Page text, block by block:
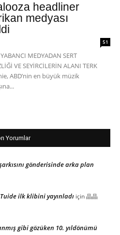
headliner
medyası
51
MEDYADAN SERT
VE SEYİRCİLERİN ALANI TERK
ABD’nin en büyük müzik
Yorumlar
gönderisinde arka plan
ilk klibini yayınladı için晶晶
gibi gözüken 10. yıldönümü